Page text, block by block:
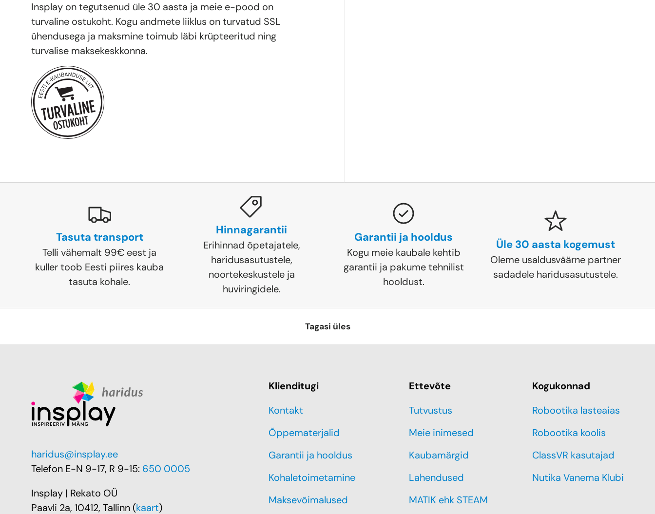
Insplay on tegutsenud üle 30 aasta ja meie e-pood on
turvaline ostukoht. Kogu andmete liiklus on turvatud SSL
ühendusega ja maksmine toimub läbi krüpteeritud ning
turvalise maksekeskkonna.
Tasuta transport
Telli vähemalt 99€ eest ja
kuller toob Eesti piires kauba
tasuta kohale.
Hinnagarantii
Erihinnad õpetajatele,
haridusasutustele,
noortekeskustele ja
huviringidele.
Garantii ja hooldus
Kogu meie kaubale kehtib
garantii ja pakume tehnilist
hooldust.
Üle 30 aasta kogemust
Oleme usaldusväärne partner
sadadele haridusasutustele.
Tagasi üles
haridus@insplay.ee
Telefon E-N 9-17, R 9-15: 650 0005
Insplay | Rekato OÜ
Paavli 2a, 10412, Tallinn (kaart)
Klienditugi
Kontakt
Õppematerjalid
Garantii ja hooldus
Kohaletoimetamine
Maksevõimalused
Ettevõte
Tutvustus
Meie inimesed
Kaubamärgid
Lahendused
MATIK ehk STEAM
Kogukonnad
Robootika lasteaias
Robootika koolis
ClassVR kasutajad
Nutika Vanema Klubi